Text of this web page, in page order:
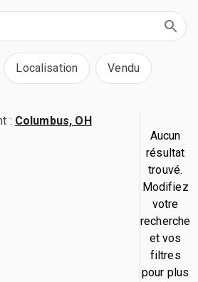
Localisation Vendu
: Columbus, OH
Aucun
résultat
trouvé.
Modifiez
votre
recherche
et vos
filtres
pour plus